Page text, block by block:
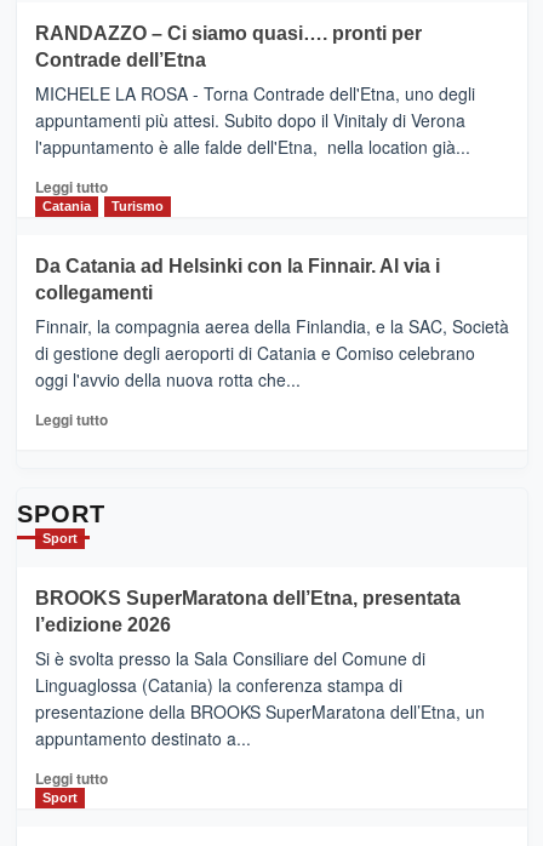
IL
NUOVO
SUMMER
CLUB
VIAGRANDE
(Ct)
–
Benanti
presenta
“Vino
&
Cultura
tappe
dell’enoturismo
RANDAZZO – Ci siamo quasi…. pronti per
Contrade dell’Etna
MICHELE LA ROSA - Torna Contrade dell'Etna, uno degli
appuntamenti più attesi. Subito dopo il Vinitaly di Verona
l'appuntamento è alle falde dell'Etna, nella location già...
Leggi tuttoLeggi
di
RANDAZZO
–
Ci
siamo
quasi….
pronti
per
Catania Turismo
Da Catania ad Helsinki con la Finnair. Al via i
collegamenti
Finnair, la compagnia aerea della Finlandia, e la SAC, Società
di gestione degli aeroporti di Catania e Comiso celebrano
oggi l'avvio della nuova rotta che...
Leggi tuttoLeggi
con
la
Al
via
i
collegamenti
SPORT
Sport
BROOKS SuperMaratona dell’Etna, presentata
l’edizione 2026
Si è svolta presso la Sala Consiliare del Comune di
Linguaglossa (Catania) la conferenza stampa di
presentazione della BROOKS SuperMaratona dell’Etna, un
appuntamento destinato a...
Leggi tuttoLeggi
Sport